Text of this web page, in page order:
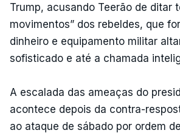
Trump, acusando Teerão de ditar
movimentos” dos rebeldes, que
dinheiro e equipamento militar
sofisticado e até a chamada
A escalada das ameaças do
acontece depois da contra-
ao ataque de sábado por ordem